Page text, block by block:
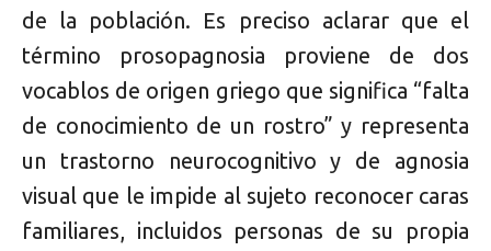
de la población. Es preciso aclarar que el
término prosopagnosia proviene de dos
vocablos de origen griego que significa “falta
de conocimiento de un rostro” y representa
un trastorno neurocognitivo y de agnosia
visual que le impide al sujeto reconocer caras
familiares, incluidos personas de su propia